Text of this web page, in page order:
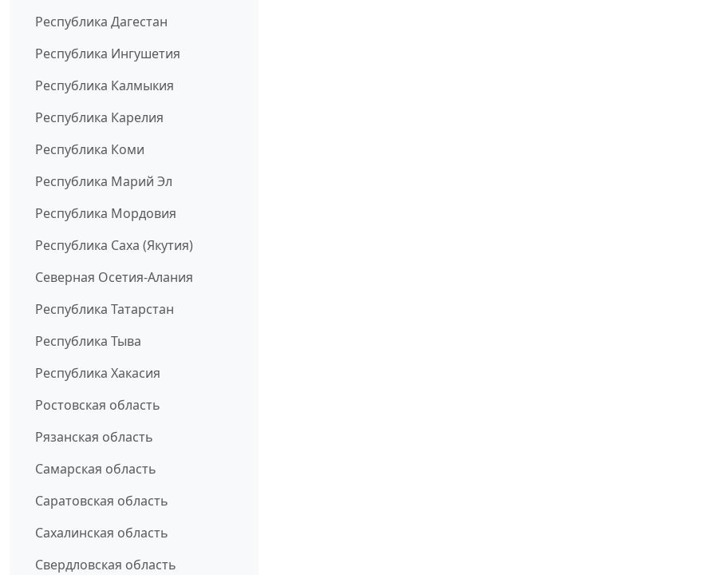
Республика Дагестан
Республика Ингушетия
Республика Калмыкия
Республика Карелия
Республика Коми
Республика Марий Эл
Республика Мордовия
Республика Саха (Якутия)
Северная Осетия-Алания
Республика Татарстан
Республика Тыва
Республика Хакасия
Ростовская область
Рязанская область
Самарская область
Саратовская область
Сахалинская область
Свердловская область